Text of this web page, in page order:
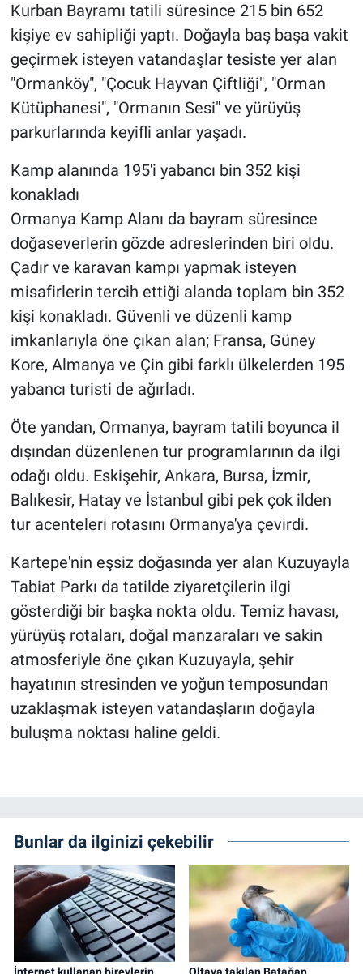
Kurban Bayramı tatili süresince 215 bin 652
kişiye ev sahipliği yaptı. Doğayla baş başa vakit
geçirmek isteyen vatandaşlar tesiste yer alan
"Ormanköy", "Çocuk Hayvan Çiftliği", "Orman
Kütüphanesi", "Ormanın Sesi" ve yürüyüş
parkurlarında keyifli anlar yaşadı.
Kamp alanında 195'i yabancı bin 352 kişi
konakladı
Ormanya Kamp Alanı da bayram süresince
doğaseverlerin gözde adreslerinden biri oldu.
Çadır ve karavan kampı yapmak isteyen
misafirlerin tercih ettiği alanda toplam bin 352
kişi konakladı. Güvenli ve düzenli kamp
imkanlarıyla öne çıkan alan; Fransa, Güney
Kore, Almanya ve Çin gibi farklı ülkelerden 195
yabancı turisti de ağırladı.
Öte yandan, Ormanya, bayram tatili boyunca il
dışından düzenlenen tur programlarının da ilgi
odağı oldu. Eskişehir, Ankara, Bursa, İzmir,
Balıkesir, Hatay ve İstanbul gibi pek çok ilden
tur acenteleri rotasını Ormanya'ya çevirdi.
Kartepe'nin eşsiz doğasında yer alan Kuzuyayla
Tabiat Parkı da tatilde ziyaretçilerin ilgi
gösterdiği bir başka nokta oldu. Temiz havası,
yürüyüş rotaları, doğal manzaraları ve sakin
atmosferiyle öne çıkan Kuzuyayla, şehir
hayatının stresinden ve yoğun temposundan
uzaklaşmak isteyen vatandaşların doğayla
buluşma noktası haline geldi.
Bunlar da ilginizi çekebilir